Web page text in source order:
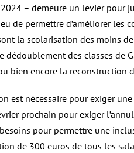
– demeure un levier pour
de permettre d’améliorer les
la scolarisation des moins
des classes de
bien encore la reconstruction
est nécessaire pour exiger
prochain pour exiger
pour permettre une
de 300 euros de tous les